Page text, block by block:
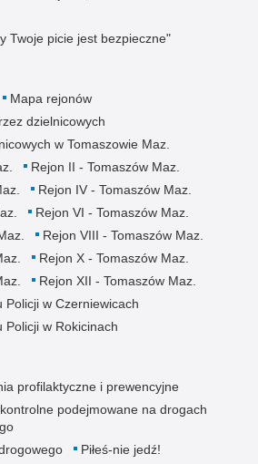
Twoje picie jest bezpieczne"
Mapa rejonów
dzielnicowych
w Tomaszowie Maz.
Rejon II - Tomaszów Maz.
Rejon IV - Tomaszów Maz.
Rejon VI - Tomaszów Maz.
Rejon VIII - Tomaszów Maz.
Rejon X - Tomaszów Maz.
Rejon XII - Tomaszów Maz.
Policji w Czerniewicach
Policji w Rokicinach
profilaktyczne i prewencyjne
podejmowane na drogach
Piłeś-nie jedź!